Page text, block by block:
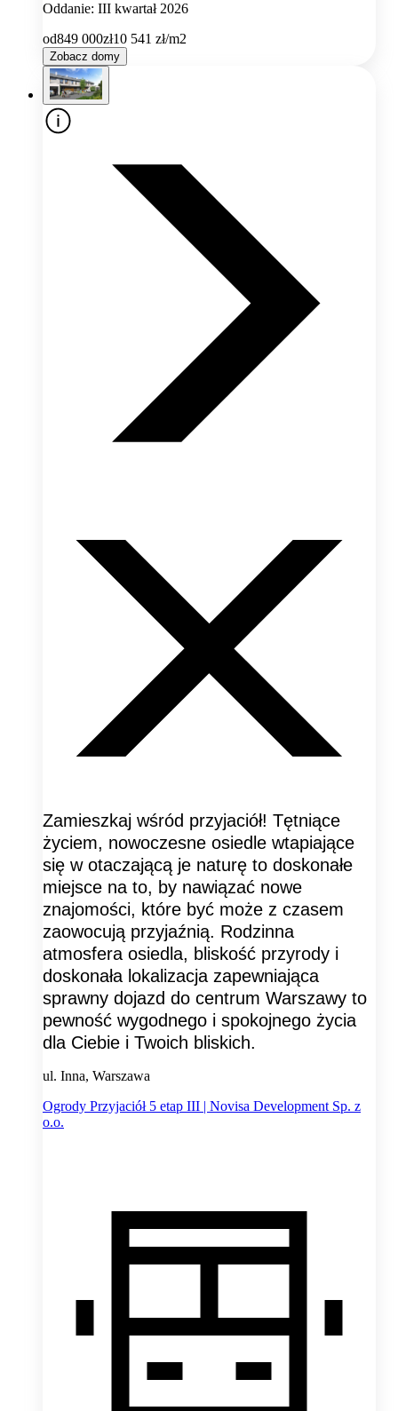
Oddanie: III kwartał 2026
od849 000zł10 541 zł/m2
Zobacz domy
Zamieszkaj wśród przyjaciół! Tętniące
życiem, nowoczesne osiedle wtapiające
się w otaczającą je naturę to doskonałe
miejsce na to, by nawiązać nowe
znajomości, które być może z czasem
zaowocują przyjaźnią. Rodzinna
atmosfera osiedla, bliskość przyrody i
doskonała lokalizacja zapewniająca
sprawny dojazd do centrum Warszawy to
pewność wygodnego i spokojnego życia
dla Ciebie i Twoich bliskich.
ul. Inna, Warszawa
Ogrody Przyjaciół 5 etap III | Novisa Development Sp. z
o.o.